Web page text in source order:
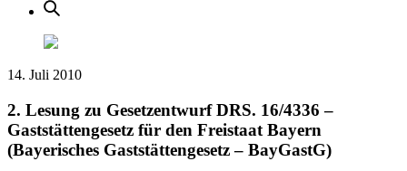
14. Juli 2010
2. Lesung zu Gesetzentwurf DRS. 16/4336 –
Gaststättengesetz für den Freistaat Bayern
(Bayerisches Gaststättengesetz – BayGastG)